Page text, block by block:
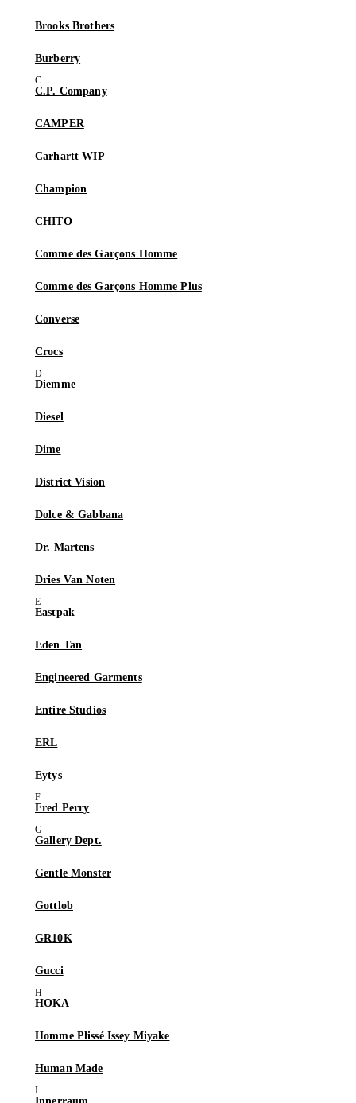
Brooks Brothers
Burberry
C.P. Company
CAMPER
Carhartt WIP
Champion
CHITO
Comme des Garçons Homme
Comme des Garçons Homme Plus
Converse
Crocs
Diemme
Diesel
Dime
District Vision
Dolce & Gabbana
Dr. Martens
Dries Van Noten
Eastpak
Eden Tan
Engineered Garments
Entire Studios
ERL
Eytys
Fred Perry
Gallery Dept.
Gentle Monster
Gottlob
GR10K
Gucci
HOKA
Homme Plissé Issey Miyake
Human Made